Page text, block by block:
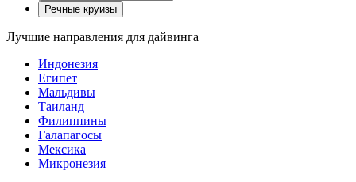
Речные круизы
Лучшие направления для дайвинга
Индонезия
Египет
Мальдивы
Таиланд
Филиппины
Галапагосы
Мексика
Микронезия